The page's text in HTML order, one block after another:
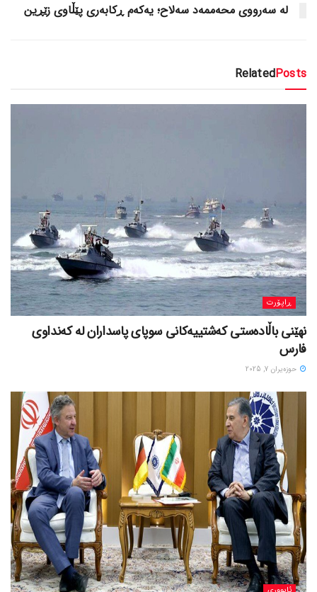
لە سەرووی محەممەد سەلاح؛ یەکەم ڕکابەری پێڵاوی زێڕین
RelatedPosts
ڕاپۆرت
نهێنی باڵادەستی کەشتییەکانی سوپای پاسداران لە کەنداوی
فارس
حوزه‌یران 7, 2025